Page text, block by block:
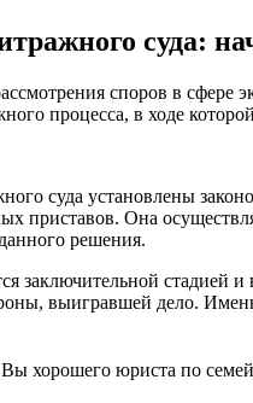
суда:
споров в сфере
процесса, в ходе
суда установлены
приставов. Она
решения.
заключительной
выигравшей дело.
Вы хорошего юриста по